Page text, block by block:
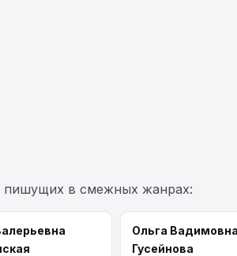
пишущих в смежных жанрах:
Ольга Вадимовна
Гусейнова